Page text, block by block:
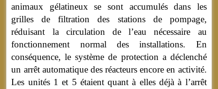
animaux gélatineux se sont accumulés dans les
grilles de filtration des stations de pompage,
réduisant la circulation de l’eau nécessaire au
fonctionnement normal des installations. En
conséquence, le système de protection a déclenché
un arrêt automatique des réacteurs encore en activité.
Les unités 1 et 5 étaient quant à elles déjà à l’arrêt